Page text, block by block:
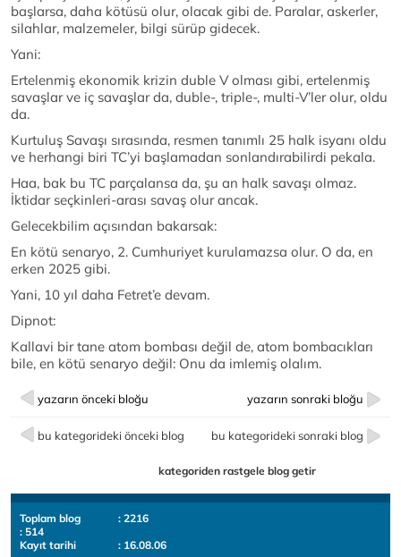
başlarsa, daha kötüsü olur, olacak gibi de. Paralar, askerler,
silahlar, malzemeler, bilgi sürüp gidecek.
Yani:
Ertelenmiş ekonomik krizin duble V olması gibi, ertelenmiş
savaşlar ve iç savaşlar da, duble-, triple-, multi-V’ler olur, oldu
da.
Kurtuluş Savaşı sırasında, resmen tanımlı 25 halk isyanı oldu
ve herhangi biri TC’yi başlamadan sonlandırabilirdi pekala.
Haa, bak bu TC parçalansa da, şu an halk savaşı olmaz.
İktidar seçkinleri-arası savaş olur ancak.
Gelecekbilim açısından bakarsak:
En kötü senaryo, 2. Cumhuriyet kurulamazsa olur. O da, en
erken 2025 gibi.
Yani, 10 yıl daha Fetret’e devam.
Dipnot:
Kallavi bir tane atom bombası değil de, atom bombacıkları
bile, en kötü senaryo değil: Onu da imlemiş olalım.
yazarın önceki bloğu yazarın sonraki bloğu
bu kategorideki önceki blog bu kategorideki sonraki blog
kategoriden rastgele blog getir
Toplam blog
: 2216
: 514
Kayıt tarihi
: 16.08.06